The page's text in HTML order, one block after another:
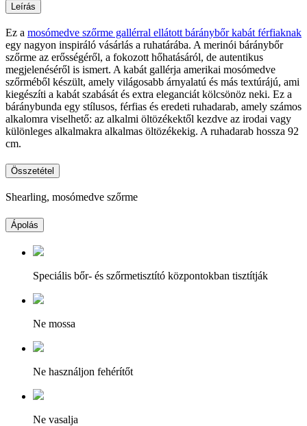
Leírás
Ez a mosómedve szőrme gallérral ellátott báránybőr kabát férfiaknak
egy nagyon inspiráló vásárlás a ruhatárába. A merinói báránybőr
szőrme az erősségéről, a fokozott hőhatásáról, de autentikus
megjelenéséről is ismert. A kabát gallérja amerikai mosómedve
szőrméből készült, amely világosabb árnyalatú és más textúrájú, ami
kiegészíti a kabát szabását és extra eleganciát kölcsönöz neki. Ez a
báránybunda egy stílusos, férfias és eredeti ruhadarab, amely számos
alkalomra viselhető: az alkalmi öltözékektől kezdve az irodai vagy
különleges alkalmakra alkalmas öltözékekig. A ruhadarab hossza 92
cm.
Összetétel
Shearling, mosómedve szőrme
Ápolás
Speciális bőr- és szőrmetisztító központokban tisztítják
Ne mossa
Ne használjon fehérítőt
Ne vasalja